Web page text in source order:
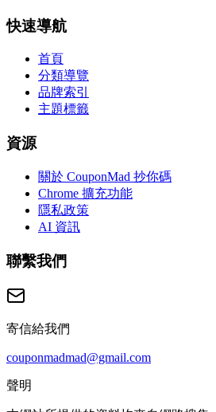
快速導航
首頁
分類導覽
品牌索引
主題標籤
資源
關於 CouponMad 抄你碼
Chrome 擴充功能
隱私政策
AI 資訊
聯繫我們
寄信給我們
couponmadmad@gmail.com
聲明